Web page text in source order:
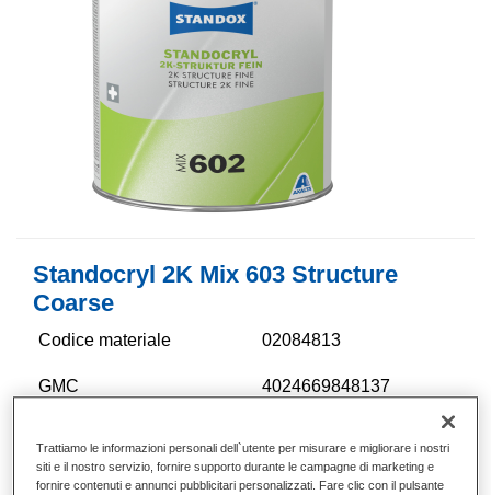
Standocryl 2K Mix 603 Structure
Coarse
Codice materiale 02084813
GMC 4024669848137
Trattiamo le informazioni personali dell`utente per misurare e migliorare i nostri
siti e il nostro servizio, fornire supporto durante le campagne di marketing e
fornire contenuti e annunci pubblicitari personalizzati. Fare clic con il pulsante